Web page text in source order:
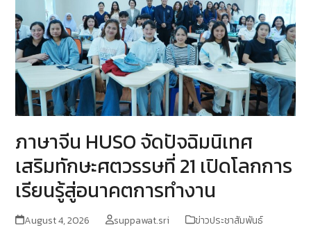
ภาษาจีน HUSO จัดปัจฉิมนิเทศ
เสริมทักษะศตวรรษที่ 21 เปิดโลกการ
เรียนรู้สู่อนาคตการทำงาน
August 4, 2026 suppawat.sri ข่าวประชาสัมพันธ์